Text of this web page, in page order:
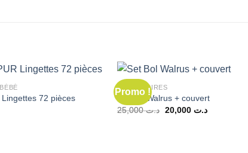
Lingettes 72 pièces
Promo !
ACCESSOIRES
Set Bol Walrus + couvert
د.ت25,000
Le
د.ت 20,000
Le